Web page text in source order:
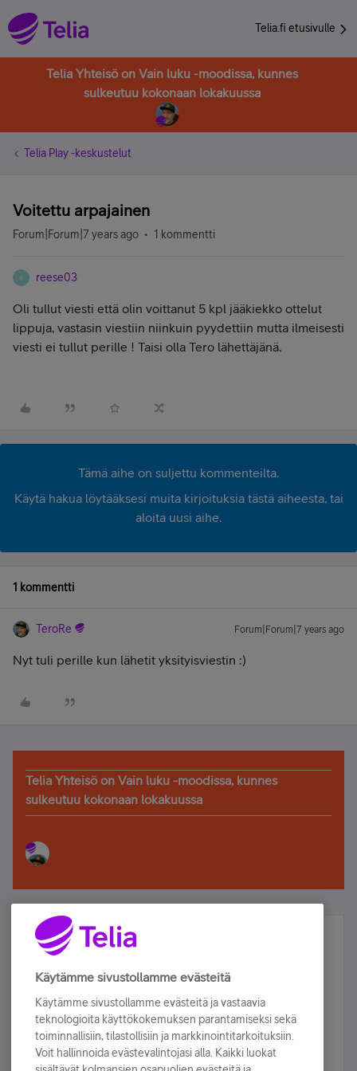
Telia.fi etusivulle
Telia Yhteisö on Vain luku -moodissa, kunnes
sulkeutuu kokonaan lokakuussa
Telia Play -keskustelut
Voitettu arpajainen
Forum|Forum|7 years ago 1 kommentti
R reese03
Oli tullut viesti että olin voittanut 5 kpl jääkiekko ottelut
lippuja, vastasin viestiin niinkuin pyydettiin mutta ilmeisesti
viesti ei tullut perille ! Taisi olla Tero lähettäjänä.
Tämä aihe on suljettu kommenteilta.
Käytä hakua löytääksesi muita kirjoituksia tästä aiheesta, tai
aloita uusi aihe.
1 kommentti
TeroRe Forum|Forum|7 years ago
Nyt tuli perille kun lähetit yksityisviestin :)
Telia Yhteisö on Vain luku -moodissa, kunnes
sulkeutuu kokonaan lokakuussa
Älä jää paitsi – osallistu ja voita!
Tilaa Telian uutiskirje ja olet mukana arvonnassa.
sähköpostiisi.
Tilaa nyt
Käytämme sivustollamme evästeitä
Käytämme sivustollamme evästeitä ja vastaavia
teknologioita käyttökokemuksen parantamiseksi sekä
toiminnallisiin, tilastollisiin ja markkinointitarkoituksiin.
Voit hallinnoida evästevalintojasi alla. Kaikki luokat